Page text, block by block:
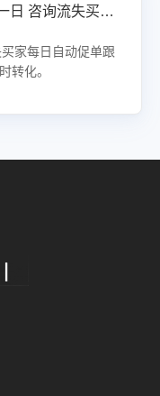
Agent 每日自动抓取前一日 咨询流失买家每日自动促单跟进，把握客户跟进黄金时段，完成即时转化。
家每日自动促单跟
转化。